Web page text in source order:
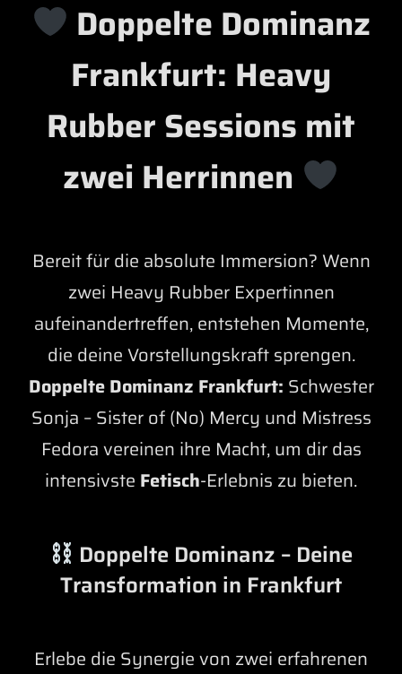
Doppelte Dominanz
Frankfurt: Heavy
Rubber Sessions mit
zwei Herrinnen
Bereit für die absolute Immersion? Wenn
zwei Heavy Rubber Expertinnen
aufeinandertreffen, entstehen Momente,
die deine Vorstellungskraft sprengen.
Doppelte Dominanz Frankfurt: Schwester
Sonja – Sister of (No) Mercy und Mistress
Fedora vereinen ihre Macht, um dir das
intensivste Fetisch-Erlebnis zu bieten.
Doppelte Dominanz – Deine
Transformation in Frankfurt
Erlebe die Synergie von zwei erfahrenen